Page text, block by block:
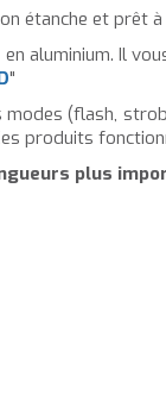
étanche et prêt
aluminium. Il
"
(flash,
produits
plus